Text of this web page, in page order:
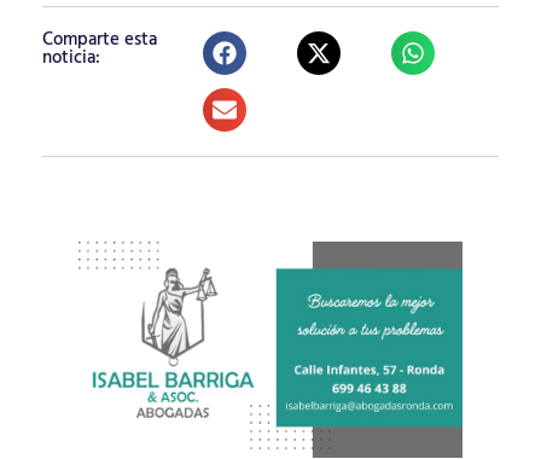
Comparte esta
noticia: